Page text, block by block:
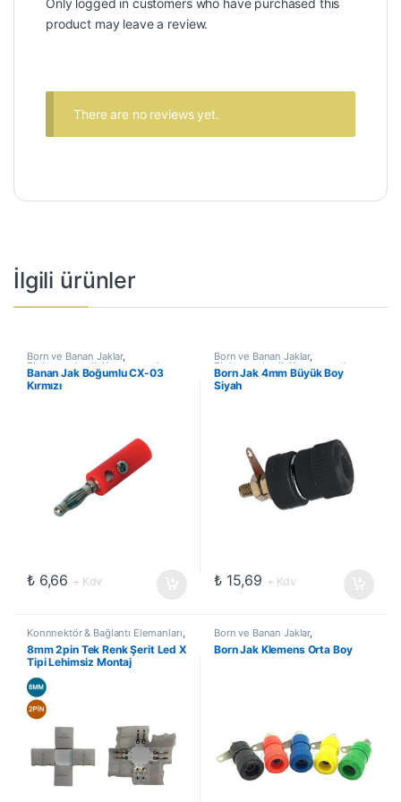
product may leave a review.
There are no reviews yet.
İlgili ürünler
Born ve Banan Jaklar,
Elektromekanik Kompanentler
Konnnektör & Bağlantı Elemanları
Banan Jak Boğumlu CX-03
Kırmızı
₺6,66 + Kdv
Born ve Banan Jaklar,
Elektromekanik Kompanentler
Konnnektör & Bağlantı Elemanları
Born Jak 4mm Büyük Boy
Siyah
₺15,69 + Kdv
Konnnektör & Bağlantı Elemanları,
Şerit Led Birleştirme Aparatları
8mm 2pin Tek Renk Şerit Led X
Tipi Lehimsiz Montaj
Born ve Banan Jaklar,
Elektromekanik Kompanentler
Konnnektör & Bağlantı Elemanları
Born Jak Klemens Orta Boy